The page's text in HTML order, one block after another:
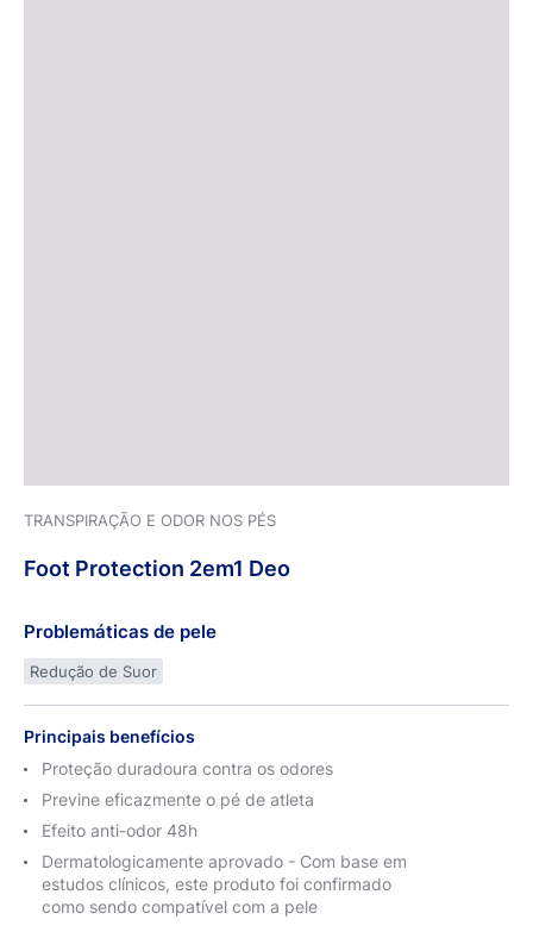
TRANSPIRAÇÃO E ODOR NOS PÉS
Foot Protection 2em1 Deo
Problemáticas de pele
Redução de Suor
Principais benefícios
Proteção duradoura contra os odores
Previne eficazmente o pé de atleta
Efeito anti-odor 48h
Dermatologicamente aprovado - Com base em
estudos clínicos, este produto foi confirmado
como sendo compatível com a pele